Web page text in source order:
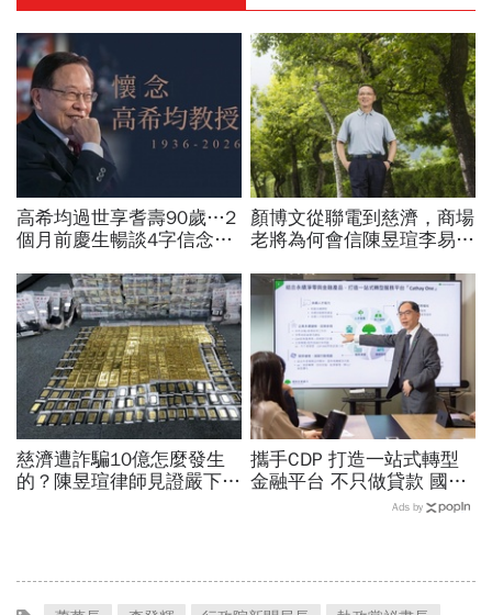
高希均過世享耆壽90歲…2
個月前慶生暢談4字信念，
福、一切靠自己爭氣
顏博文從聯電到慈濟，商場
老將為何會信陳昱瑄李易
聲：將捍衛信眾捐款、蔡英
文也說話
慈濟遭詐騙10億怎麼發生
的？陳昱瑄律師見證嚴下跪
攜手CDP 打造一站式轉型
金融平台 不只做貸款 國泰
世華化身減碳顧問Ads by